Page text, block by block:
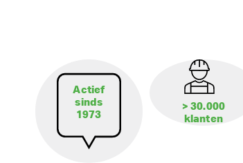
Actief
sinds
1973
> 30.000
klanten